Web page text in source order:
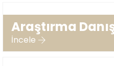
Araştırma
İncele